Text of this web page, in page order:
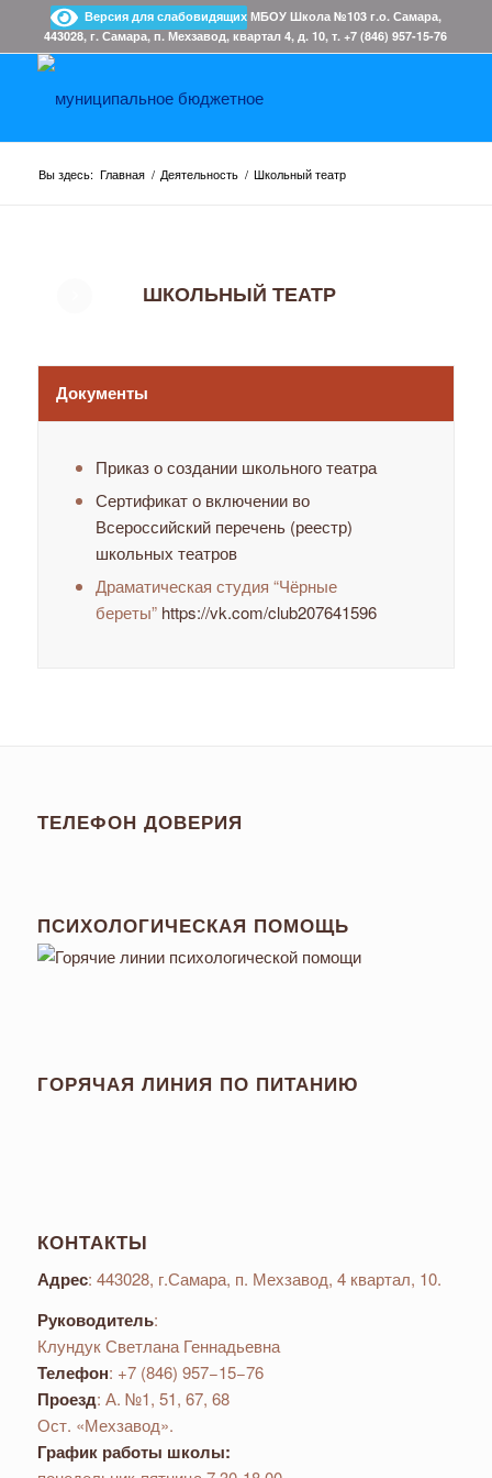
Версия для слабовидящихМБОУ Школа №103 г.о. Самара,
443028, г. Самара, п. Мехзавод, квартал 4, д. 10, т. +7 (846) 957-15-76
Вы здесь: Главная / Деятельность / Школьный театр
ШКОЛЬНЫЙ ТЕАТР
Документы
Приказ о создании школьного театра
Сертификат о включении во
Всероссийский перечень (реестр)
школьных театров
Драматическая студия “Чёрные
береты” https://vk.com/club207641596
ТЕЛЕФОН ДОВЕРИЯ
ПСИХОЛОГИЧЕСКАЯ ПОМОЩЬ
ГОРЯЧАЯ ЛИНИЯ ПО ПИТАНИЮ
КОНТАКТЫ
Адрес: 443028, г.Самара, п. Мехзавод, 4 квартал, 10.
Руководитель:
Клундук Светлана Геннадьевна
Телефон: +7 (846) 957−15−76
Проезд: А. №1, 51, 67, 68
Ост. «Мехзавод».
График работы школы: